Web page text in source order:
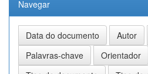
Navegar